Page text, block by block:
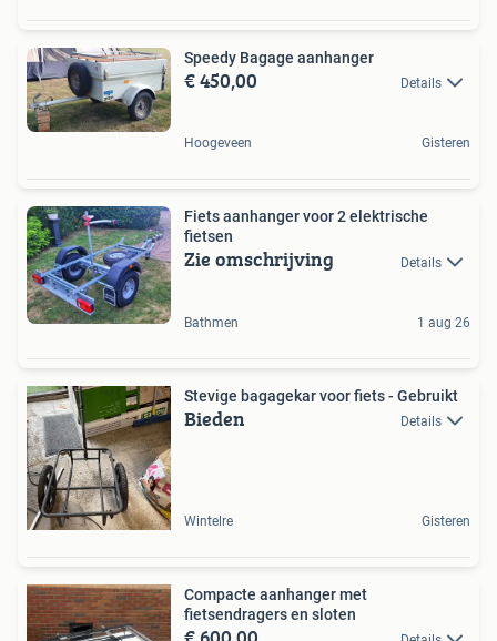
Speedy Bagage aanhanger
€ 450,00 Details
Hoogeveen Gisteren
Fiets aanhanger voor 2 elektrische
fietsen
Zie omschrijving Details
Bathmen 1 aug 26
Stevige bagagekar voor fiets - Gebruikt
Bieden Details
Wintelre Gisteren
Compacte aanhanger met
fietsendragers en sloten